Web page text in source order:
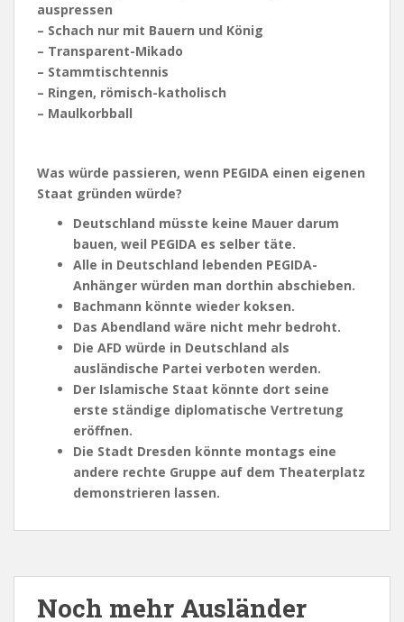
auspressen
– Schach nur mit Bauern und König
– Transparent-Mikado
– Stammtischtennis
– Ringen, römisch-katholisch
– Maulkorbball
Was würde passieren, wenn PEGIDA einen eigenen
Staat gründen würde?
Deutschland müsste keine Mauer darum
bauen, weil PEGIDA es selber täte.
Alle in Deutschland lebenden PEGIDA-
Anhänger würden man dorthin abschieben.
Bachmann könnte wieder koksen.
Das Abendland wäre nicht mehr bedroht.
Die AFD würde in Deutschland als
ausländische Partei verboten werden.
Der Islamische Staat könnte dort seine
erste ständige diplomatische Vertretung
eröffnen.
Die Stadt Dresden könnte montags eine
andere rechte Gruppe auf dem Theaterplatz
demonstrieren lassen.
Noch mehr Ausländer